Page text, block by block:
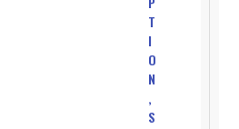
T
I
O
N
,
S